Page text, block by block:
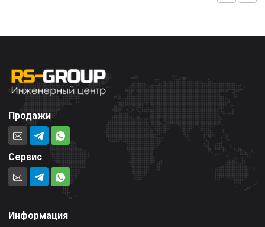
Продажи
Сервис
Информация